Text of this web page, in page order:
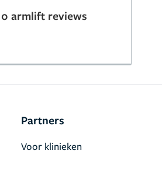
0 armlift reviews
Partners
Voor klinieken